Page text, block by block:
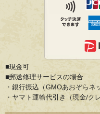
■現金可
■郵送修理サービスの場合
・銀行振込（GMOあおぞらネ
・ヤマト運輸代引き（現金/ク